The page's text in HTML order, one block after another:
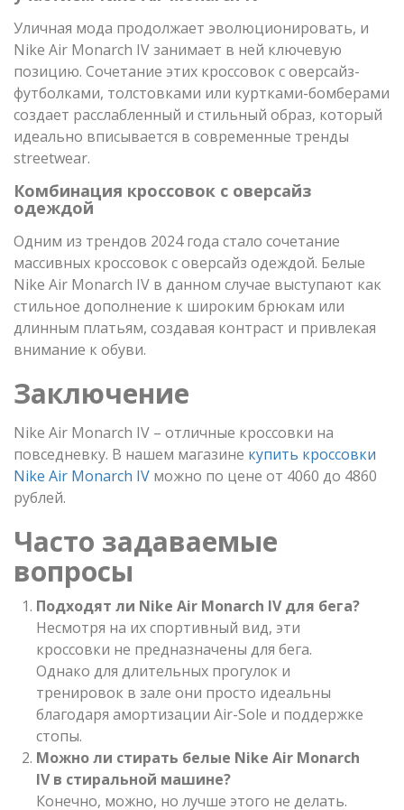
Уличная мода продолжает эволюционировать, и
Nike Air Monarch IV занимает в ней ключевую
позицию. Сочетание этих кроссовок с оверсайз-
футболками, толстовками или куртками-бомберами
создает расслабленный и стильный образ, который
идеально вписывается в современные тренды
streetwear.
Комбинация кроссовок с оверсайз
одеждой
Одним из трендов 2024 года стало сочетание
массивных кроссовок с оверсайз одеждой. Белые
Nike Air Monarch IV в данном случае выступают как
стильное дополнение к широким брюкам или
длинным платьям, создавая контраст и привлекая
внимание к обуви.
Заключение
Nike Air Monarch IV – отличные кроссовки на
повседневку. В нашем магазине купить кроссовки
Nike Air Monarch IV можно по цене от 4060 до 4860
рублей.
Часто задаваемые
вопросы
Подходят ли Nike Air Monarch IV для бега?
Несмотря на их спортивный вид, эти
кроссовки не предназначены для бега.
Однако для длительных прогулок и
тренировок в зале они просто идеальны
благодаря амортизации Air-Sole и поддержке
стопы.
Можно ли стирать белые Nike Air Monarch
IV в стиральной машине?
Конечно, можно, но лучше этого не делать.